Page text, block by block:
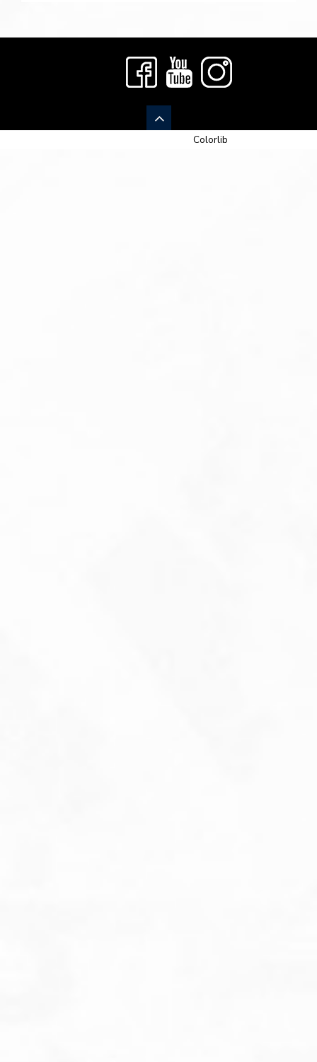
Colorlib